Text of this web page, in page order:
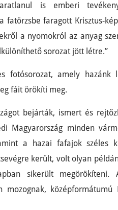
is emberi
fatörzsbe faragott Krisztus-
a nyomokról az anyag
sorozat jött létre.”
fotósorozat, amely hazánk
fáit örökíti meg.
bejárták, ismert és
Magyarország minden
a hazai fafajok széles
került, volt olyan
sikerült
középformátumú